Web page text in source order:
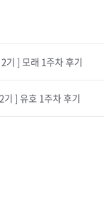
기 ] 모래 1주차 후기
기 ] 유호 1주차 후기